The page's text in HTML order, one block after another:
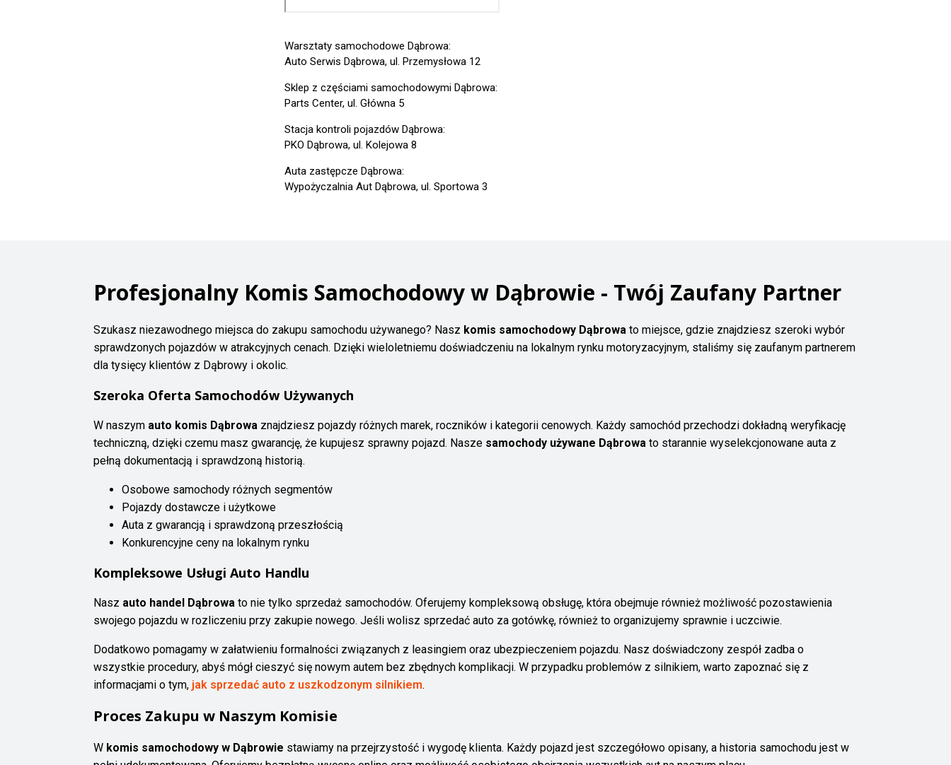
Warsztaty samochodowe Dąbrowa:
Auto Serwis Dąbrowa, ul. Przemysłowa 12
Sklep z częściami samochodowymi Dąbrowa:
Parts Center, ul. Główna 5
Stacja kontroli pojazdów Dąbrowa:
PKO Dąbrowa, ul. Kolejowa 8
Auta zastępcze Dąbrowa:
Wypożyczalnia Aut Dąbrowa, ul. Sportowa 3
Profesjonalny Komis Samochodowy w Dąbrowie - Twój Zaufany Partner
Szukasz niezawodnego miejsca do zakupu samochodu używanego? Nasz komis samochodowy Dąbrowa to miejsce, gdzie znajdziesz szeroki wybór
sprawdzonych pojazdów w atrakcyjnych cenach. Dzięki wieloletniemu doświadczeniu na lokalnym rynku motoryzacyjnym, staliśmy się zaufanym partnerem
dla tysięcy klientów z Dąbrowy i okolic.
Szeroka Oferta Samochodów Używanych
W naszym auto komis Dąbrowa znajdziesz pojazdy różnych marek, roczników i kategorii cenowych. Każdy samochód przechodzi dokładną weryfikację
techniczną, dzięki czemu masz gwarancję, że kupujesz sprawny pojazd. Nasze samochody używane Dąbrowa to starannie wyselekcjonowane auta z
pełną dokumentacją i sprawdzoną historią.
Osobowe samochody różnych segmentów
Pojazdy dostawcze i użytkowe
Auta z gwarancją i sprawdzoną przeszłością
Konkurencyjne ceny na lokalnym rynku
Kompleksowe Usługi Auto Handlu
Nasz auto handel Dąbrowa to nie tylko sprzedaż samochodów. Oferujemy kompleksową obsługę, która obejmuje również możliwość pozostawienia
swojego pojazdu w rozliczeniu przy zakupie nowego. Jeśli wolisz sprzedać auto za gotówkę, również to organizujemy sprawnie i uczciwie.
Dodatkowo pomagamy w załatwieniu formalności związanych z leasingiem oraz ubezpieczeniem pojazdu. Nasz doświadczony zespół zadba o
wszystkie procedury, abyś mógł cieszyć się nowym autem bez zbędnych komplikacji. W przypadku problemów z silnikiem, warto zapoznać się z
informacjami o tym, jak sprzedać auto z uszkodzonym silnikiem.
Proces Zakupu w Naszym Komisie
W komis samochodowy w Dąbrowie stawiamy na przejrzystość i wygodę klienta. Każdy pojazd jest szczegółowo opisany, a historia samochodu jest w